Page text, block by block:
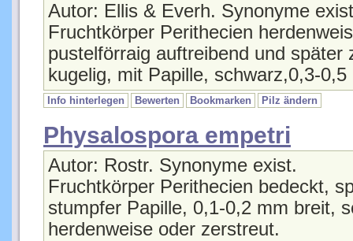
Autor: Ellis & Everh. Synonyme
Fruchtkörper Perithecien
pustelförraig auftreibend und
kugelig, mit Papille, schwarz,0,3-
Info hinterlegen Bewerten Bookmarken Pilz ändern
Physalospora empetri
Autor: Rostr. Synonyme exist.
Fruchtkörper Perithecien bedeckt,
stumpfer Papille, 0,1-0,2 mm breit,
herdenweise oder zerstreut.